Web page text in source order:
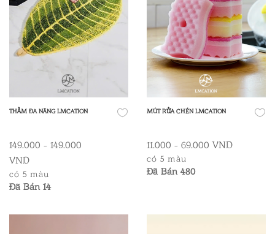
THẢM ĐA NĂNG LMCATION
149.000 - 149.000
VND
có 5 màu
Đã Bán 14
MÚT RỬA CHÉN LMCATION
11.000 - 69.000 VND
có 5 màu
Đã Bán 480